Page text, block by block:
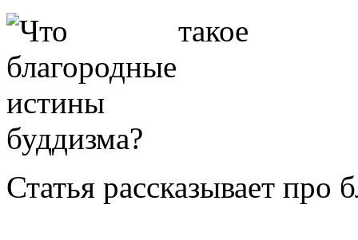
Статья рассказывает про